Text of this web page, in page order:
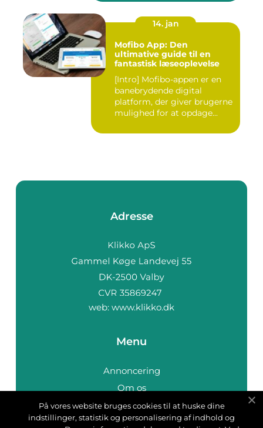
14. jan
Mofibo App: Den
ultimative guide til en
fantastisk læseoplevelse
[Intro] Mofibo-appen er en
banebrydende digital
platform, der giver brugerne
mulighed for at opdage...
Adresse
web: www.klikko.dk
Menu
Annoncering
Om os
Cookies
Kontakt os
På vores website bruges cookies til at huske dine
indstillinger, statistik og personalisering af indhold og